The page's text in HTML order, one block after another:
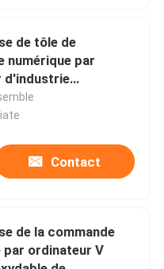
la machine
machine
de tôle de
numérique par
d'industrie
de machine à sous
V
Contact
de la commande
par ordinateur V